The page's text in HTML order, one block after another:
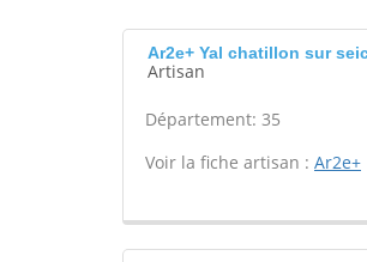
Ar2e+ Yal chatillon sur
Artisan
Département: 35
Voir la fiche artisan : Ar2e+